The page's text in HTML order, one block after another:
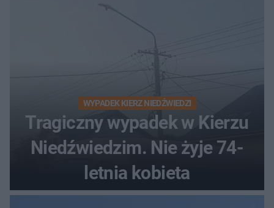
WYPADEK KIERZ NIEDŹWIEDZI
Tragiczny wypadek w Kierzu
Niedźwiedzim. Nie żyje 74-
letnia kobieta